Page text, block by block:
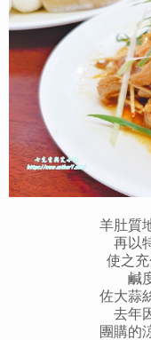
羊肚質
再以
使之
鹹
佐大蒜
去年
團購的